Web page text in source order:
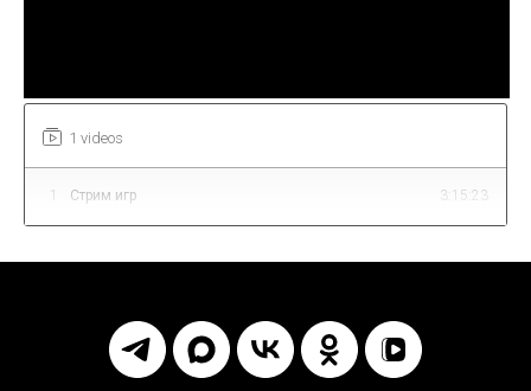
1 videos
1 Стрим игр 3:15:23